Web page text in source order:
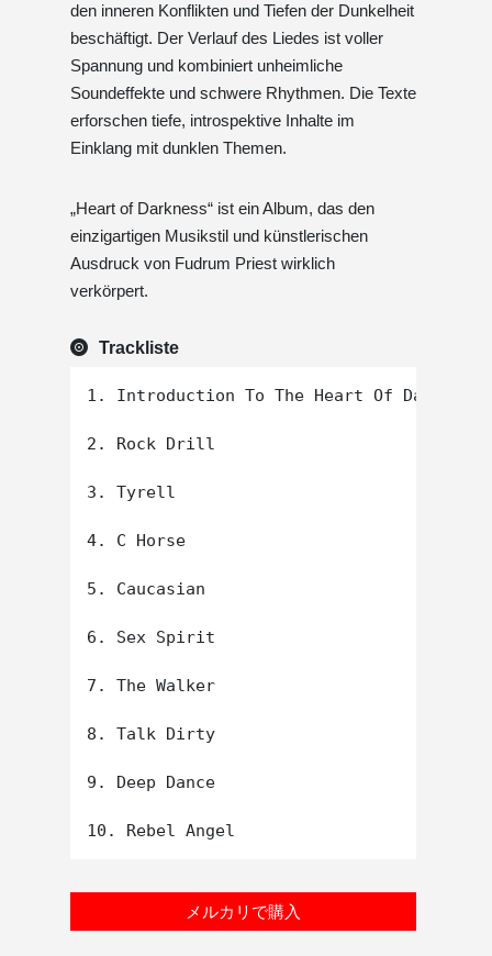
den inneren Konflikten und Tiefen der Dunkelheit
beschäftigt. Der Verlauf des Liedes ist voller
Spannung und kombiniert unheimliche
Soundeffekte und schwere Rhythmen. Die Texte
erforschen tiefe, introspektive Inhalte im
Einklang mit dunklen Themen.
„Heart of Darkness“ ist ein Album, das den
einzigartigen Musikstil und künstlerischen
Ausdruck von Fudrum Priest wirklich
verkörpert.
Trackliste
1. Introduction To The Heart Of Darkness
2. Rock Drill
3. Tyrell
4. C Horse
5. Caucasian
6. Sex Spirit
7. The Walker
8. Talk Dirty
9. Deep Dance
メルカリで購入